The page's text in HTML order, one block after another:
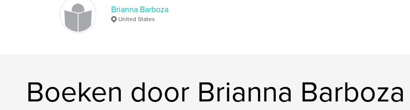
Brianna Barboza
United States
Boeken door Brianna Barboza